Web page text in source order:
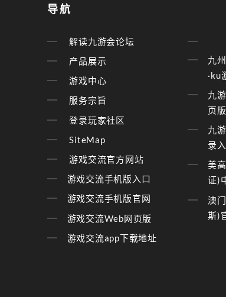
导航
解读九游会论坛
产品展示
游戏中心
服务宗旨
登录玩家社区
SiteMap
游戏交流官方网站
游戏交流手机版入口
游戏交流手机版官网
游戏交流Web网页版
游戏交流app下载地址
九
·ku
九
页
九
录
美
证)
澳
斯)